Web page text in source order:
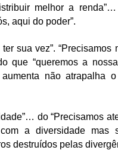
melhor a
aqui do poder”.
sua vez”. “Precisamos
que “queremos a
aumenta não atrapalha
do “Precisamos
a diversidade mas
destruídos pelas